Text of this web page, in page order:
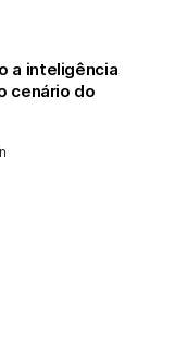
a inteligência
cenário do